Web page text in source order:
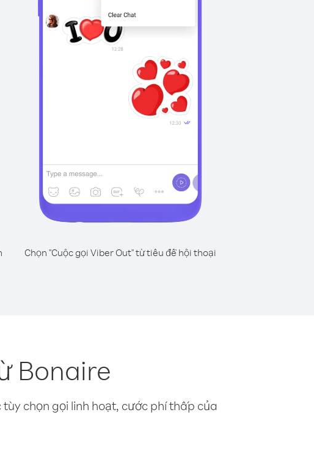
Chọn "Cuộc gọi Viber Out" từ tiêu đề hội thoại
Bonaire
chọn gọi linh hoạt, cước phí thấp của